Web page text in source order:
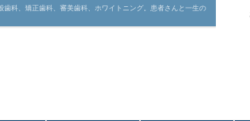
科、矯正歯科、審美歯科、ホワイトニング。患者さんと一生の